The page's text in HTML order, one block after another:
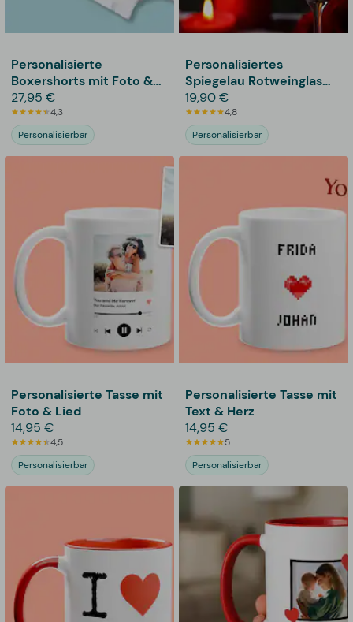
Personalisierte
Boxershorts mit Foto &
Text
27,95 €
4,3
Personalisierbar
Personalisiertes
Spiegelau Rotweinglas
mit Gravur - Herz
19,90 €
4,8
Personalisierbar
Personalisierte Tasse mit
Foto & Lied
14,95 €
4,5
Personalisierbar
Personalisierte Tasse mit
Text & Herz
14,95 €
5
Personalisierbar